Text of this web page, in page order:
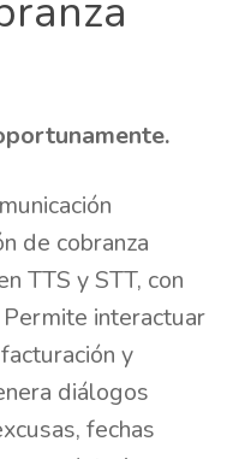
de cobranza
TTS y STT, con
interactuar
y
diálogos
fechas